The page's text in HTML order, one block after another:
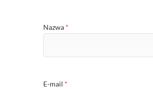
Nazwa *
E-mail *